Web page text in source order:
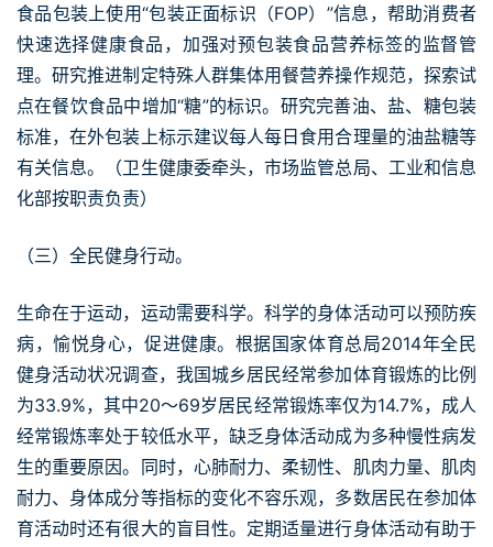
食品包装上使用“包装正面标识（FOP）”信息，帮助消费者
快速选择健康食品，加强对预包装食品营养标签的监督管
理。研究推进制定特殊人群集体用餐营养操作规范，探索试
点在餐饮食品中增加“糖”的标识。研究完善油、盐、糖包装
标准，在外包装上标示建议每人每日食用合理量的油盐糖等
有关信息。（卫生健康委牵头，市场监管总局、工业和信息
化部按职责负责）
（三）全民健身行动。
生命在于运动，运动需要科学。科学的身体活动可以预防疾
病，愉悦身心，促进健康。根据国家体育总局2014年全民
健身活动状况调查，我国城乡居民经常参加体育锻炼的比例
为33.9%，其中20～69岁居民经常锻炼率仅为14.7%，成人
经常锻炼率处于较低水平，缺乏身体活动成为多种慢性病发
生的重要原因。同时，心肺耐力、柔韧性、肌肉力量、肌肉
耐力、身体成分等指标的变化不容乐观，多数居民在参加体
育活动时还有很大的盲目性。定期适量进行身体活动有助于